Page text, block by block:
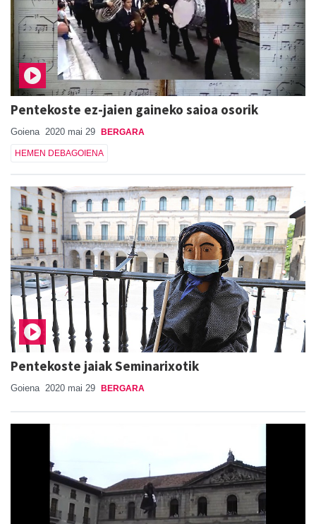
Pentekoste ez-jaien gaineko saioa osorik
Goiena 2020 mai 29 BERGARA
HEMEN DEBAGOIENA
Pentekoste jaiak Seminarixotik
Goiena 2020 mai 29 BERGARA